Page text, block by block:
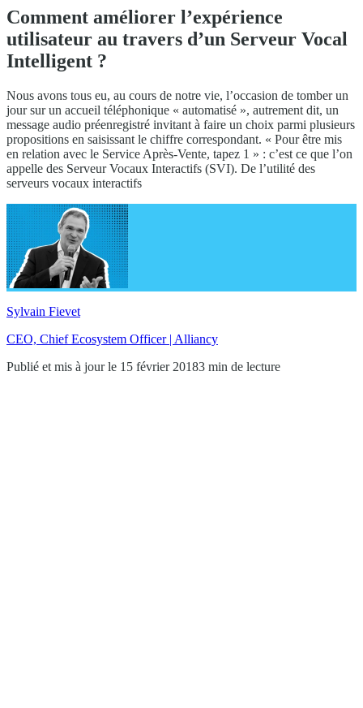
Comment améliorer l’expérience
utilisateur au travers d’un Serveur Vocal
Intelligent ?
Nous avons tous eu, au cours de notre vie, l’occasion de tomber un
jour sur un accueil téléphonique « automatisé », autrement dit, un
message audio préenregistré invitant à faire un choix parmi plusieurs
propositions en saisissant le chiffre correspondant. « Pour être mis
en relation avec le Service Après-Vente, tapez 1 » : c’est ce que l’on
appelle des Serveur Vocaux Interactifs (SVI). De l’utilité des
serveurs vocaux interactifs
Sylvain Fievet
CEO, Chief Ecosystem Officer | Alliancy
Publié et mis à jour le 15 février 20183 min de lecture